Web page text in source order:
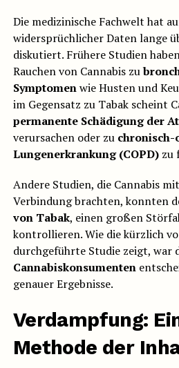
Die medizinische Fachwelt hat
widersprüchlicher Daten lange
diskutiert. Frühere Studien
Rauchen von Cannabis zu
Symptomenwie Husten und
im Gegensatz zu Tabak scheint
permanente Schädigung der
verursachen oder zu
Lungenerkrankung (COPD)zu
Andere Studien, die Cannabis
Verbindung brachten, konnten
von Tabak, einen großen
kontrollieren. Wie die kürzlich
durchgeführte Studie zeigt, war
Cannabiskonsumenten
genauer Ergebnisse.
Verdampfung:
Methode der